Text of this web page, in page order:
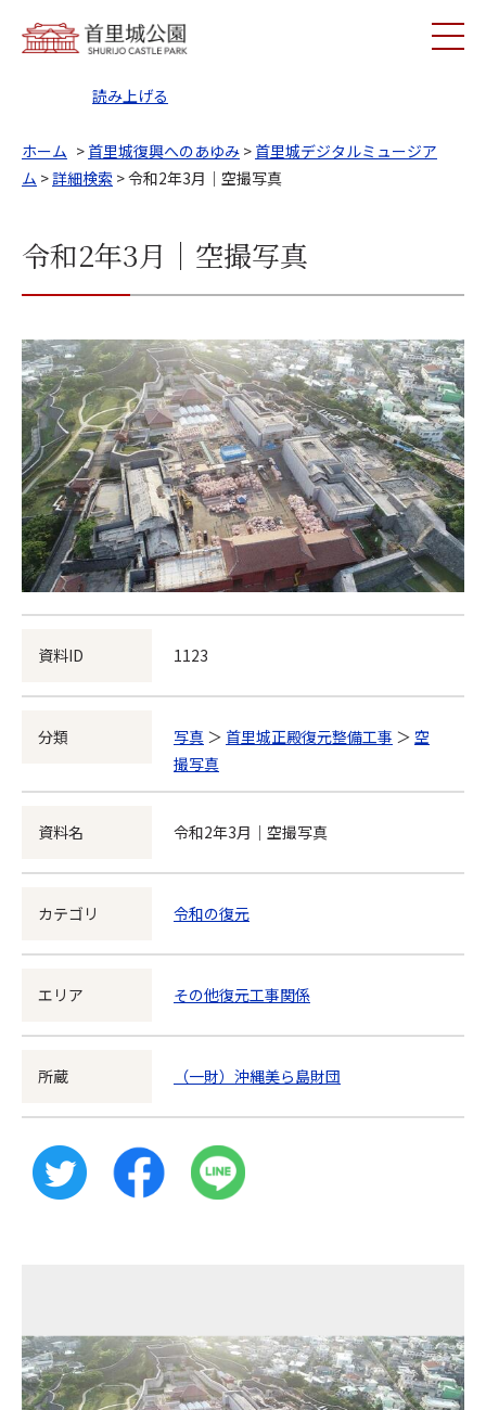
読み上げる
ホーム > 首里城復興へのあゆみ > 首里城デジタルミュージア
ム >詳細検索 > 令和2年3月｜空撮写真
令和2年3月｜空撮写真
資料ID 1123
分類 写真 ＞ 首里城正殿復元整備工事 ＞ 空
撮写真
資料名 令和2年3月｜空撮写真
カテゴリ 令和の復元
エリア その他復元工事関係
所蔵 （一財）沖縄美ら島財団